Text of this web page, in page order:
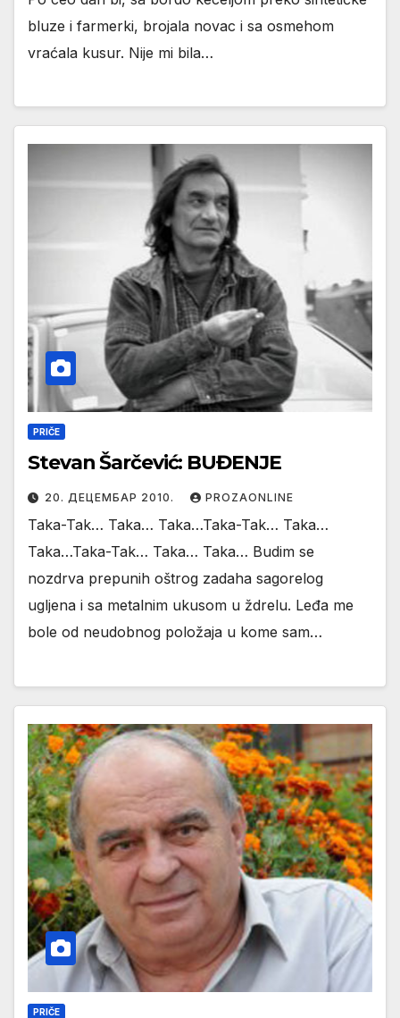
bluze i farmerki, brojala novac i sa osmehom
vraćala kusur. Nije mi bila…
PRIČE
Stevan Šarčević: BUĐENJE
20. ДЕЦЕМБАР 2010. PROZAONLINE
Taka-Tak… Taka… Taka…Taka-Tak… Taka…
Taka…Taka-Tak… Taka… Taka… Budim se
nozdrva prepunih oštrog zadaha sagorelog
ugljena i sa metalnim ukusom u ždrelu. Leđa me
bole od neudobnog položaja u kome sam…
PRIČE